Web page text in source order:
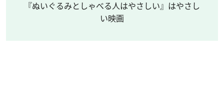
『ぬいぐるみとしゃべる人はやさしい』はやさし
い映画